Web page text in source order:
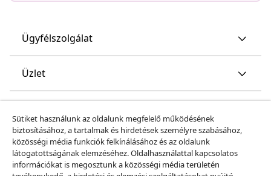
Ügyfélszolgálat
Üzlet
Fedezz fel többet
Sütiket használunk az oldalunk megfelelő működésének
biztosításához, a tartalmak és hirdetések személyre szabásához,
közösségi média funkciók felkínálásához és az oldalunk
látogatottságának elemzéséhez. Oldalhasználattal kapcsolatos
információkat is megosztunk a közösségi média területén